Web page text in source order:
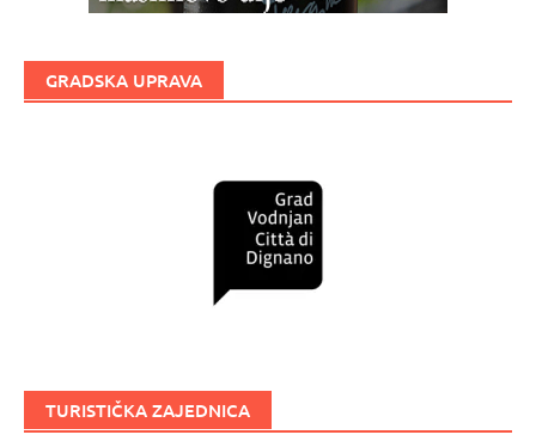
GRADSKA UPRAVA
TURISTIČKA ZAJEDNICA